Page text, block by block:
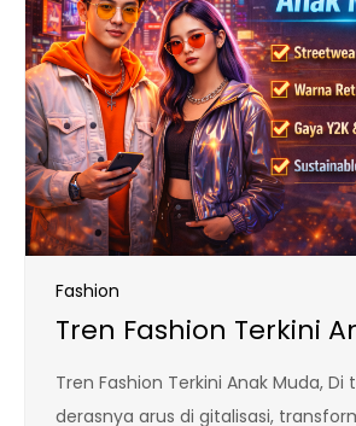
Fashion
Tren Fashion Terkini
Tren Fashion Terkini Anak Muda, Di
derasnya arus di gitalisasi,